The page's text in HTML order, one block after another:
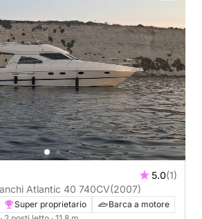
5.0(1)
Barca a motore Cranchi Atlantic 40 740CV(2007)
Super proprietario
Barca a motore